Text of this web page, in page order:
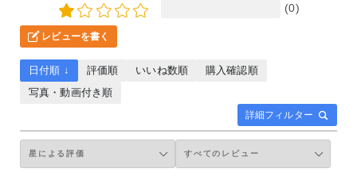
(0)
レビューを書く
詳細フィルター
日付順 ↓ 評価順 いいね数順
購入確認順
写真・動画付き順